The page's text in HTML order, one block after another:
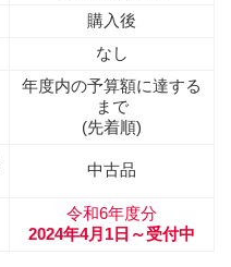
購入後
なし
年度内の予算額に達する
まで
(先着順)
中古品
令和6年度分
2024年4月1日～受付中